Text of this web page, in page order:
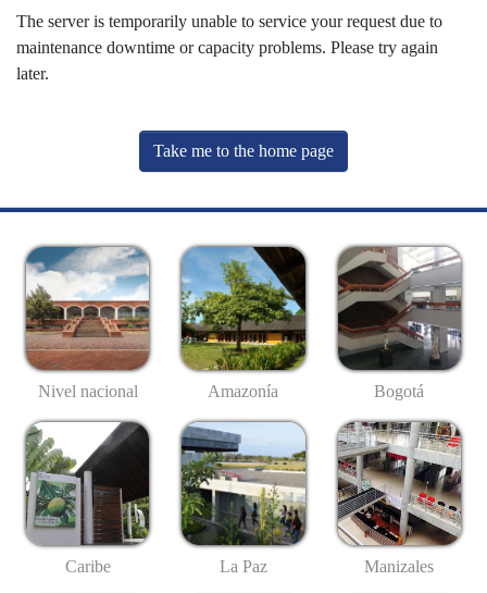
The server is temporarily unable to service your request due to
maintenance downtime or capacity problems. Please try again
later.
Take me to the home page
Nivel nacional Amazonía Bogotá
Caribe La Paz Manizales